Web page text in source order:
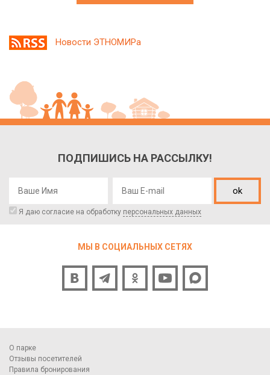
Новости ЭТНОМИРа
ПОДПИШИСЬ НА РАССЫЛКУ!
ok
Я даю согласие на обработку персональных данных
МЫ В СОЦИАЛЬНЫХ СЕТЯХ
О парке
Отзывы посетителей
Правила бронирования